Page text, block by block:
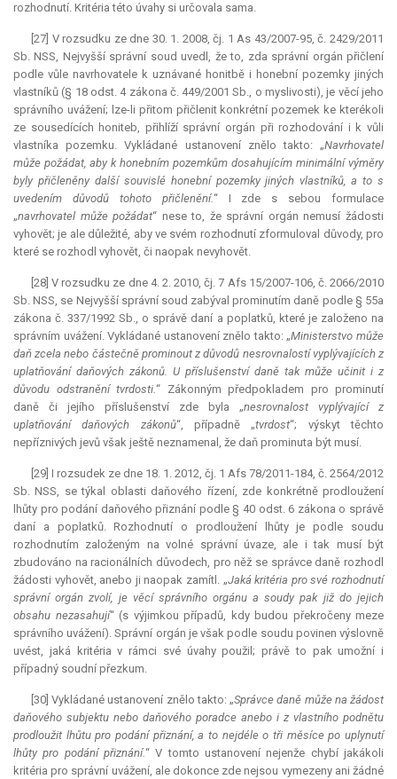
rozhodnutí. Kritéria této úvahy si určovala sama.
[27] V rozsudku ze dne 30. 1. 2008, čj. 1 As 43/2007-95, č. 2429/2011
Sb. NSS, Nejvyšší správní soud uvedl, že to, zda správní orgán přičlení
podle vůle navrhovatele k uznávané honitbě i honební pozemky jiných
vlastníků (§ 18 odst. 4 zákona č. 449/2001 Sb., o myslivosti), je věcí jeho
správního uvážení; lze-li přitom přičlenit konkrétní pozemek ke kterékoli
ze sousedících honiteb, přihlíží správní orgán při rozhodování i k vůli
vlastníka pozemku. Vykládané ustanovení znělo takto: „Navrhovatel
může požádat, aby k honebním pozemkům dosahujícím minimální výměry
byly přičleněny další souvislé honební pozemky jiných vlastníků, a to s
uvedením důvodů tohoto přičlenění.“ I zde s sebou formulace
„navrhovatel může požádat“ nese to, že správní orgán nemusí žádosti
vyhovět; je ale důležité, aby ve svém rozhodnutí zformuloval důvody, pro
které se rozhodl vyhovět, či naopak nevyhovět.
[28] V rozsudku ze dne 4. 2. 2010, čj. 7 Afs 15/2007-106, č. 2066/2010
Sb. NSS, se Nejvyšší správní soud zabýval prominutím daně podle § 55a
zákona č. 337/1992 Sb., o správě daní a poplatků, které je založeno na
správním uvážení. Vykládané ustanovení znělo takto: „Ministerstvo může
daň zcela nebo částečně prominout z důvodů nesrovnalostí vyplývajících z
uplatňování daňových zákonů. U příslušenství daně tak může učinit i z
důvodu odstranění tvrdosti.“ Zákonným předpokladem pro prominutí
daně či jejího příslušenství zde byla „nesrovnalost vyplývající z
uplatňování daňových zákonů“, případně „tvrdost“; výskyt těchto
nepříznivých jevů však ještě neznamenal, že daň prominuta být musí.
[29] I rozsudek ze dne 18. 1. 2012, čj. 1 Afs 78/2011-184, č. 2564/2012
Sb. NSS, se týkal oblasti daňového řízení, zde konkrétně prodloužení
lhůty pro podání daňového přiznání podle § 40 odst. 6 zákona o správě
daní a poplatků. Rozhodnutí o prodloužení lhůty je podle soudu
rozhodnutím založeným na volné správní úvaze, ale i tak musí být
zbudováno na racionálních důvodech, pro něž se správce daně rozhodl
žádosti vyhovět, anebo ji naopak zamítl. „Jaká kritéria pro své rozhodnutí
správní orgán zvolí, je věcí správního orgánu a soudy pak již do jejich
obsahu nezasahují“ (s výjimkou případů, kdy budou překročeny meze
správního uvážení). Správní orgán je však podle soudu povinen výslovně
uvést, jaká kritéria v rámci své úvahy použil; právě to pak umožní i
případný soudní přezkum.
[30] Vykládané ustanovení znělo takto: „Správce daně může na žádost
daňového subjektu nebo daňového poradce anebo i z vlastního podnětu
prodloužit lhůtu pro podání přiznání, a to nejdéle o tři měsíce po uplynutí
lhůty pro podání přiznání.“ V tomto ustanovení nejenže chybí jakákoli
kritéria pro správní uvážení, ale dokonce zde nejsou vymezeny ani žádné